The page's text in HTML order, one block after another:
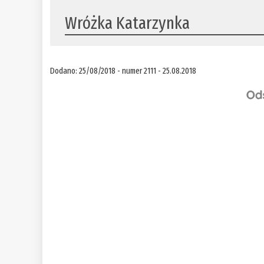
Wróżka Katarzynka
Dodano: 25/08/2018 - numer 2111 - 25.08.2018